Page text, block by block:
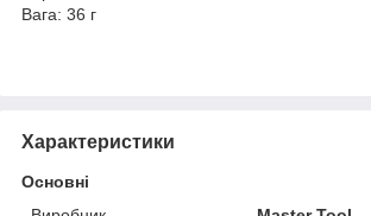
Вага: 36 г
Характеристики
Основні